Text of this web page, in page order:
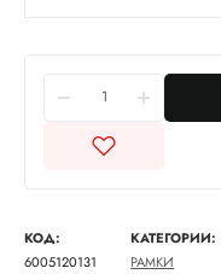
КОД:
6005120131
КАТЕГОРИИ:
РАМКИ